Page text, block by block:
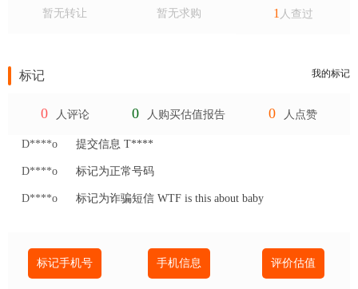
暂无转让 暂无求购 1 人查过
标记 我的标记
0 人评论 0 人购买估值报告 0 人点赞
D****o 提交信息 T****
D****o 标记为正常号码
D****o 标记为诈骗短信 WTF is this about baby
标记手机号 手机信息 评价估值